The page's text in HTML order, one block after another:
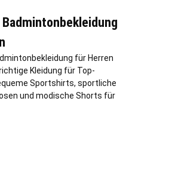
für Herren
Kleidung für Top-
Sportshirts, sportliche
und modische Shorts für